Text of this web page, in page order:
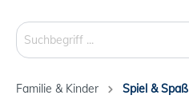
Familie & Kinder Spiel & Spaß